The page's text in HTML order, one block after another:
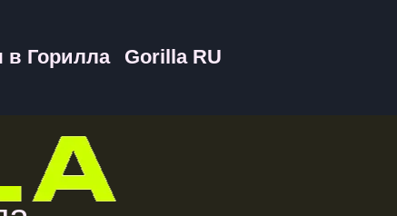
в Горилла Gorilla RU